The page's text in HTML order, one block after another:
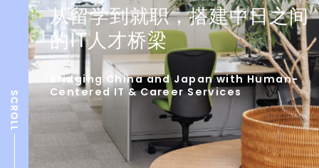
从留学到就职，搭建中日之间
的IT人才桥梁
Bridging China and Japan with Human-
Centered IT & Career Services